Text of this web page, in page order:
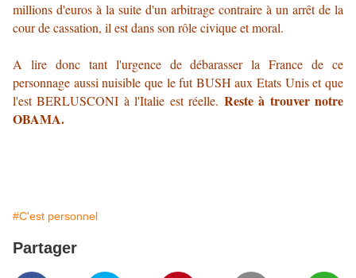
millions d'euros à la suite d'un arbitrage contraire à un arrêt de la
cour de cassation, il est dans son rôle civique et moral.
A lire donc tant l'urgence de débarasser la France de ce
personnage aussi nuisible que le fut BUSH aux Etats Unis et que
l'est BERLUSCONI à l'Italie est réelle. Reste à trouver notre
OBAMA.
#C'est personnel
Partager